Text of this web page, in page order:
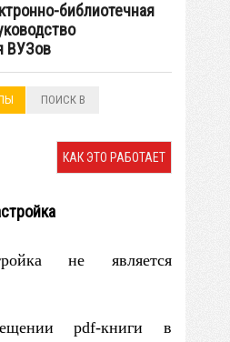
библиотечная
ВУЗов
ПОИСК В
КАК ЭТО РАБОТАЕТ
не является
pdf-книги в